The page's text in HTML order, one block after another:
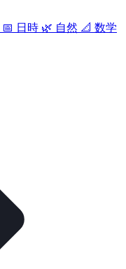
📅 日時 🌿 自然 📐 数学